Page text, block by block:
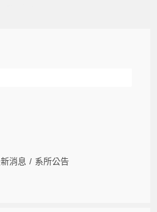
消息 / 系所公告